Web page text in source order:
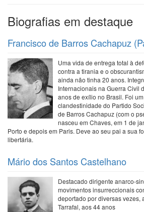
Biografias em destaque
Francisco de Barros Cachapuz
Uma vida de entrega total à
contra a tirania e o
ainda não tinha 20 anos.
Internacionais na Guerra Civil
anos de exílio no Brasil. Foi
clandestinidade do Partido
de Barros Cachapuz (com o
nasceu em Chaves, em 1 de
Porto e depois em Paris. Deve ao seu pai a sua
libertária.
Mário dos Santos Castelhano
Destacado dirigente anarco-
movimentos insurreccionais
deportado por diversas vezes,
Tarrafal, aos 44 anos